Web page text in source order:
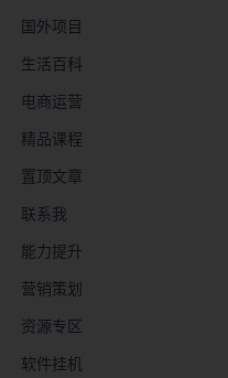
国外项目
生活百科
电商运营
精品课程
置顶文章
联系我
能力提升
营销策划
资源专区
软件挂机